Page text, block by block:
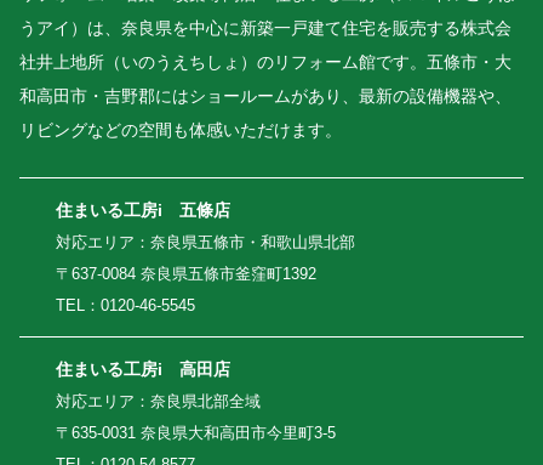
うアイ）は、奈良県を中心に新築一戸建て住宅を販売する株式会
社井上地所（いのうえちしょ）のリフォーム館です。五條市・大
和高田市・吉野郡にはショールームがあり、最新の設備機器や、
リビングなどの空間も体感いただけます。
住まいる工房i 五條店
対応エリア：奈良県五條市・和歌山県北部
〒637-0084 奈良県五條市釜窪町1392
TEL：0120-46-5545
住まいる工房i 高田店
対応エリア：奈良県北部全域
〒635-0031 奈良県大和高田市今里町3-5